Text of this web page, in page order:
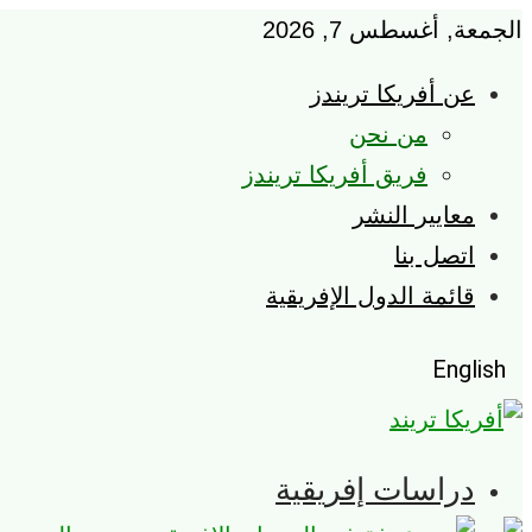
الجمعة, أغسطس 7, 2026
عن أفريكا تريندز
من نحن
فريق أفريكا تريندز
معايير النشر
اتصل بنا
قائمة الدول الإفريقية
English
دراسات إفريقية